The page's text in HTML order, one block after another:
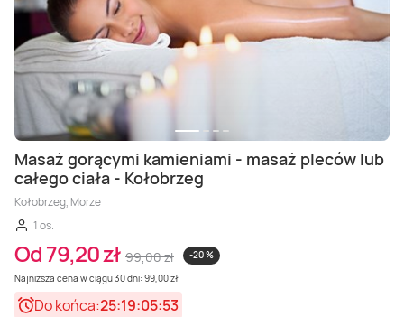
Masaż gorącymi kamieniami - masaż pleców lub
całego ciała - Kołobrzeg
Kołobrzeg, Morze
1 os.
Od 79,20 zł 99,00 zł
-20 %
Najniższa cena w ciągu 30 dni: 99,00 zł
Do końca:25:19:05:51